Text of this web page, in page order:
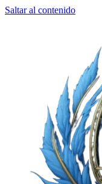
Saltar al contenido